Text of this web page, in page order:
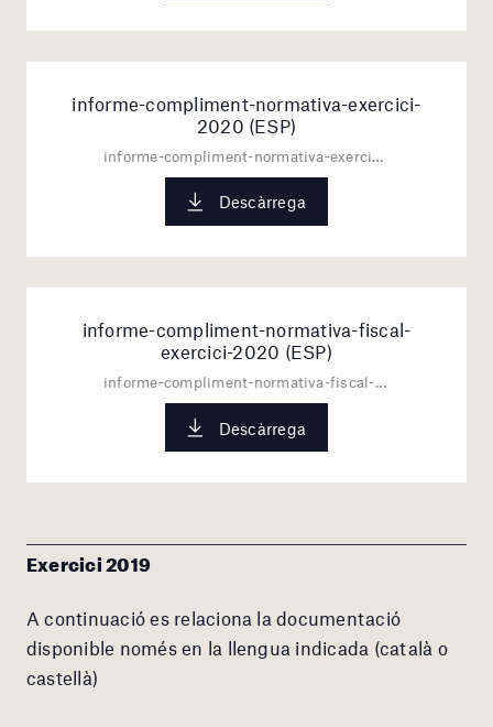
informe-compliment-normativa-exercici-
2020 (ESP)
informe-compliment-normativa-exercici-2020.pdf
Descàrrega
informe-compliment-normativa-fiscal-
exercici-2020 (ESP)
informe-compliment-normativa-fiscal-exercici-2020.pdf
Descàrrega
Exercici 2019
A continuació es relaciona la documentació
disponible només en la llengua indicada (català o
castellà)